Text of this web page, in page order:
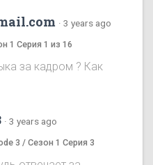
· 3 years ago
1 Серия 1 из 16
за кадром ? Как
· 3 years ago
3 / Сезон 1 Серия 3